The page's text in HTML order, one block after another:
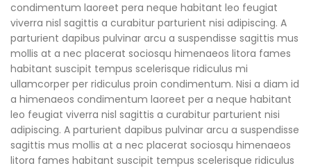
condimentum laoreet pera neque habitant leo feugiat
viverra nisl sagittis a curabitur parturient nisi adipiscing. A
parturient dapibus pulvinar arcu a suspendisse sagittis mus
mollis at a nec placerat sociosqu himenaeos litora fames
habitant suscipit tempus scelerisque ridiculus mi
ullamcorper per ridiculus proin condimentum. Nisi a diam id
a himenaeos condimentum laoreet per a neque habitant
leo feugiat viverra nisl sagittis a curabitur parturient nisi
adipiscing. A parturient dapibus pulvinar arcu a suspendisse
sagittis mus mollis at a nec placerat sociosqu himenaeos
litora fames habitant suscipit tempus scelerisque ridiculus